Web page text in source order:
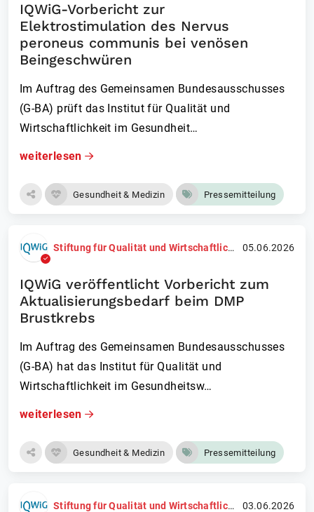
IQWiG-Vorbericht zur
Elektrostimulation des Nervus
peroneus communis bei venösen
Beingeschwüren
Im Auftrag des Gemeinsamen Bundesausschusses
(G-BA) prüft das Institut für Qualität und
Wirtschaftlichkeit im Gesundheit…
weiterlesen
Gesundheit & Medizin Pressemitteilung
Stiftung für Qualität und Wirtschaftlichkeit im Gesundheitswesen (IQWiG) 05.06.2026
IQWiG veröffentlicht Vorbericht zum
Aktualisierungsbedarf beim DMP
Brustkrebs
Im Auftrag des Gemeinsamen Bundesausschusses
(G-BA) hat das Institut für Qualität und
Wirtschaftlichkeit im Gesundheitsw…
weiterlesen
Gesundheit & Medizin Pressemitteilung
Stiftung für Qualität und Wirtschaftlichkeit im Gesundheitswesen (IQWiG) 03.06.2026